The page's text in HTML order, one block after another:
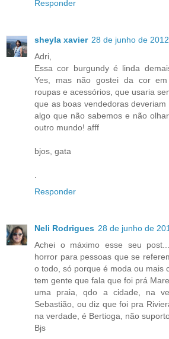
Responder
sheyla xavier 28 de junho de
Adri,
Essa cor burgundy é linda
Yes, mas não gostei da cor
roupas e acessórios, que usaria
que as boas vendedoras
algo que não sabemos e não
outro mundo! afff
bjos, gata
Responder
Neli Rodrigues 28 de junho de
Achei o máximo esse seu
horror para pessoas que se
o todo, só porque é moda ou mais
tem gente que fala que foi prá
uma praia, qdo a cidade, na
Sebastião, ou diz que foi pra
na verdade, é Bertioga, não
Bjs